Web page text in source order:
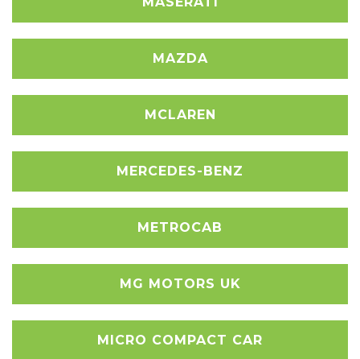
MAZDA
MCLAREN
MERCEDES-BENZ
METROCAB
MG MOTORS UK
MICRO COMPACT CAR